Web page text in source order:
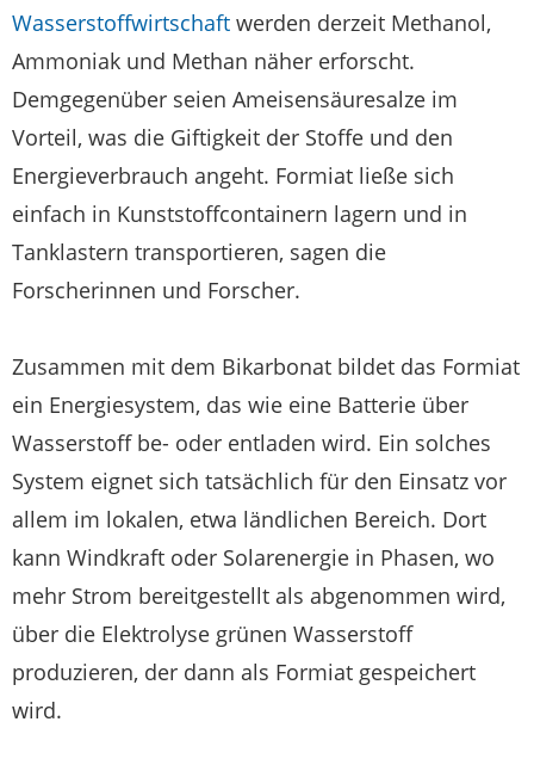
Wasserstoffwirtschaft werden derzeit Methanol,
Ammoniak und Methan näher erforscht.
Demgegenüber seien Ameisensäuresalze im
Vorteil, was die Giftigkeit der Stoffe und den
Energieverbrauch angeht. Formiat ließe sich
einfach in Kunststoffcontainern lagern und in
Tanklastern transportieren, sagen die
Forscherinnen und Forscher.
Zusammen mit dem Bikarbonat bildet das Formiat
ein Energiesystem, das wie eine Batterie über
Wasserstoff be- oder entladen wird. Ein solches
System eignet sich tatsächlich für den Einsatz vor
allem im lokalen, etwa ländlichen Bereich. Dort
kann Windkraft oder Solarenergie in Phasen, wo
mehr Strom bereitgestellt als abgenommen wird,
über die Elektrolyse grünen Wasserstoff
produzieren, der dann als Formiat gespeichert
wird.